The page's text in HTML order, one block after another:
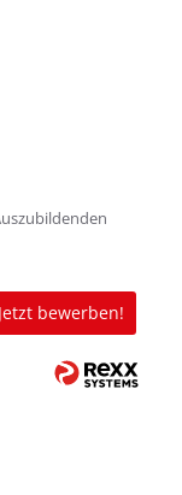
Jetzt bewerben!